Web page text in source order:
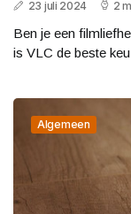
23 juli 2024 2
Ben je een
is VLC de beste
Algemeen